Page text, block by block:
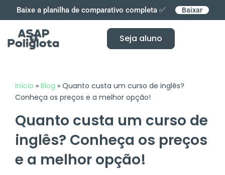
conteúdo
Baixe a planilha de comparativo completa ✅ Baixar
Seja aluno
Início » Blog » Quanto custa um curso de inglês?
Conheça os preços e a melhor opção!
Quanto custa um curso de
inglês? Conheça os preços
e a melhor opção!